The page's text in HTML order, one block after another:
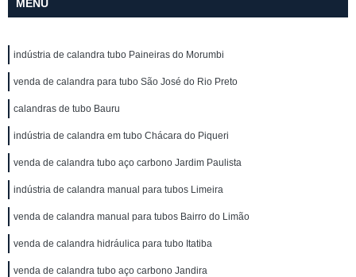
MENU
indústria de calandra tubo Paineiras do Morumbi
venda de calandra para tubo São José do Rio Preto
calandras de tubo Bauru
indústria de calandra em tubo Chácara do Piqueri
venda de calandra tubo aço carbono Jardim Paulista
indústria de calandra manual para tubos Limeira
venda de calandra manual para tubos Bairro do Limão
venda de calandra hidráulica para tubo Itatiba
venda de calandra tubo aço carbono Jandira